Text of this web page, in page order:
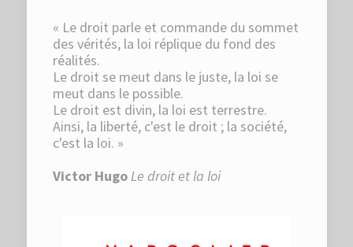
« Le droit parle et commande du sommet
des vérités, la loi réplique du fond des
réalités.
Le droit se meut dans le juste, la loi se
meut dans le possible.
Le droit est divin, la loi est terrestre.
Ainsi, la liberté, c'est le droit ; la société,
c'est la loi. »
Victor HugoLe droit et la loi